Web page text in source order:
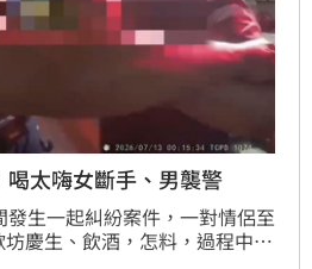
太嗨女斷手、男襲警
生一起糾紛案件，一對情侶至
慶生、飲酒，怎料，過程中女